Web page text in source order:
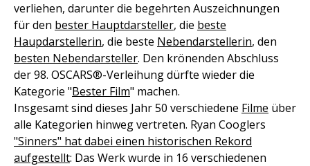
verliehen, darunter die begehrten Auszeichnungen
für den bester Hauptdarsteller, die beste
Haupdarstellerin, die beste Nebendarstellerin, den
besten Nebendarsteller. Den krönenden Abschluss
der 98. OSCARS®-Verleihung dürfte wieder die
Kategorie "Bester Film" machen.
Insgesamt sind dieses Jahr 50 verschiedene Filme über
alle Kategorien hinweg vertreten. Ryan Cooglers
"Sinners" hat dabei einen historischen Rekord
aufgestellt: Das Werk wurde in 16 verschiedenen